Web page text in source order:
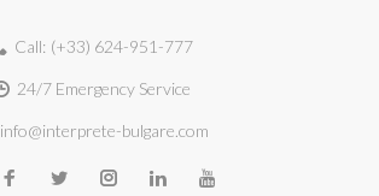
Call: (+33) 624-951-777
24/7 Emergency Service
info@interprete-bulgare.com